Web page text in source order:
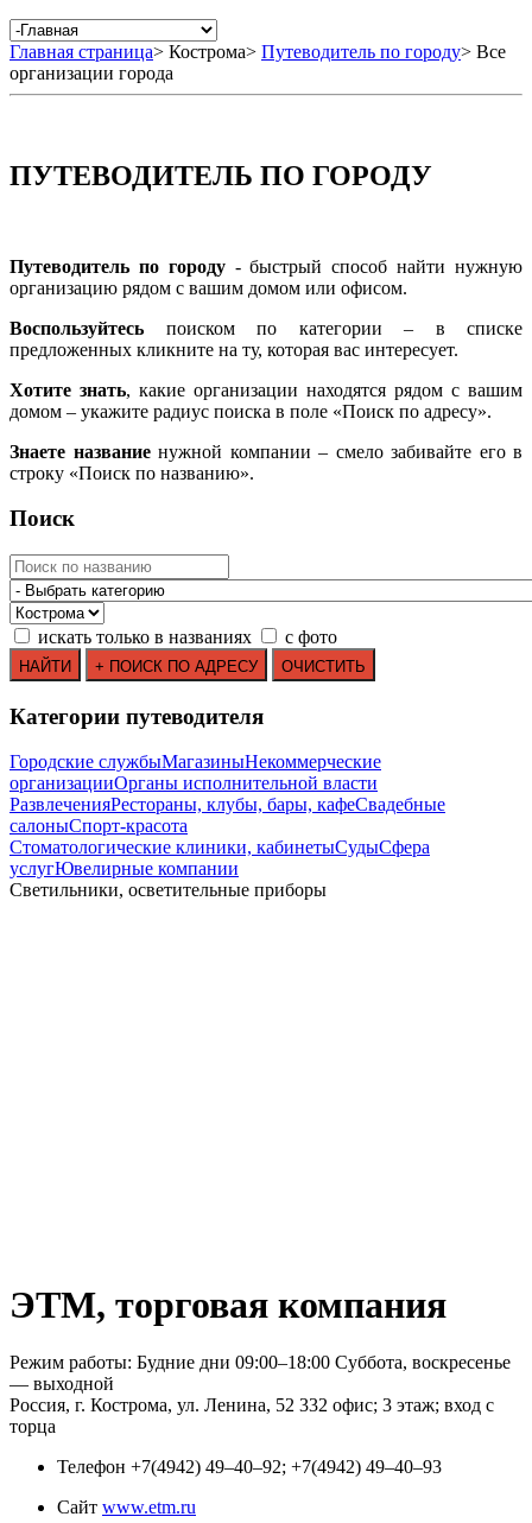
Главная страница> Кострома> Путеводитель по городу> Все
организации города
ПУТЕВОДИТЕЛЬ ПО ГОРОДУ
Путеводитель по городу- быстрый способ найти нужную
организацию рядом с вашим домом или офисом.
Воспользуйтесь поиском по категории – в списке
предложенных кликните на ту, которая вас интересует.
Хотите знать, какие организации находятся рядом с вашим
домом – укажите радиус поиска в поле «Поиск по адресу».
Знаете названиенужной компании – смело забивайте его в
строку «Поиск по названию».
Поиск
искать только в названиях с фото
Категории путеводителя
Городские службыМагазиныНекоммерческие
организацииОрганы исполнительной власти
РазвлеченияРестораны, клубы, бары, кафеСвадебные
салоныСпорт-красота
Стоматологические клиники, кабинетыСудыСфера
услугЮвелирные компании
Светильники, осветительные приборы
ЭТМ, торговая компания
Режим работы: Будние дни 09:00–18:00 Суббота, воскресенье
— выходной
Россия, г. Кострома, ул. Ленина, 52 332 офис; 3 этаж; вход с
торца
Телефон +7(4942) 49‒40‒92; +7(4942) 49‒40‒93
Сайт www.etm.ru